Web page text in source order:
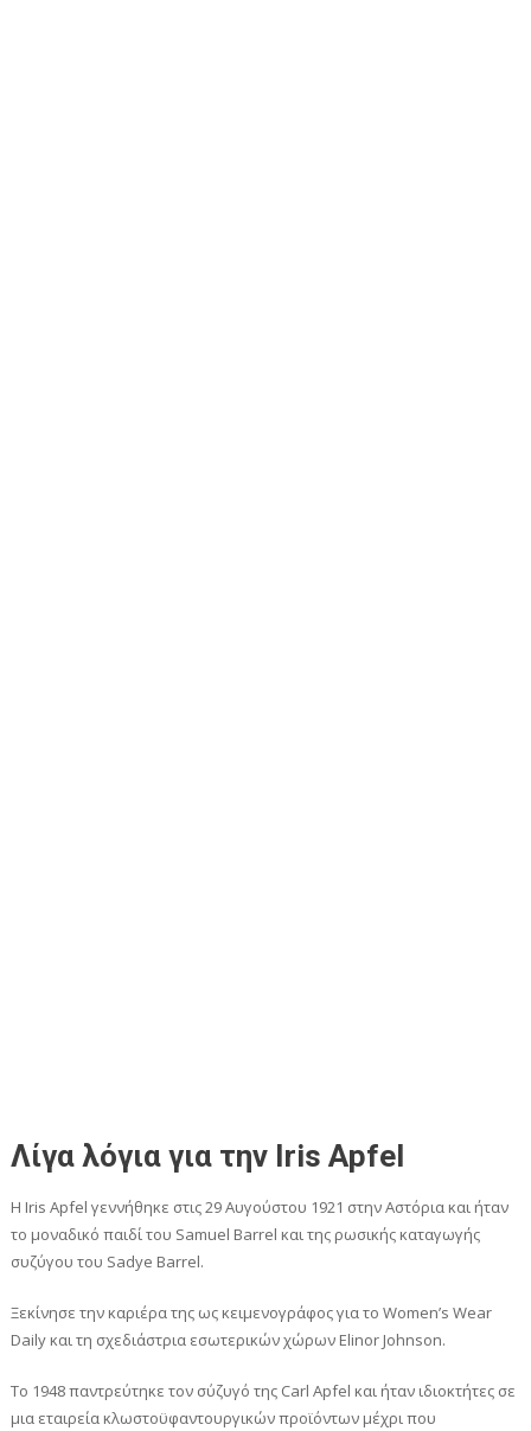
Λίγα λόγια για την Iris Apfel
H Iris Apfel γεννήθηκε στις 29 Αυγούστου 1921 στην Αστόρια και ήταν
το μοναδικό παιδί του Samuel Barrel και της ρωσικής καταγωγής
συζύγου του Sadye Barrel.
Ξεκίνησε την καριέρα της ως κειμενογράφος για το Women’s Wear
Daily και τη σχεδιάστρια εσωτερικών χώρων Elinor Johnson.
To 1948 παντρεύτηκε τον σύζυγό της Carl Apfel και ήταν ιδιοκτήτες σε
μια εταιρεία κλωστοϋφαντουργικών προϊόντων μέχρι που